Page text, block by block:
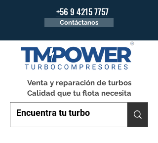
+56 9 4215 7757
Contáctanos
Venta y reparación de turbos
Calidad que tu flota necesita